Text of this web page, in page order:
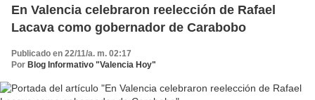
En Valencia celebraron reelección de Rafael
Lacava como gobernador de Carabobo
Publicado en 22/11/a. m. 02:17
Por Blog Informativo "Valencia Hoy"